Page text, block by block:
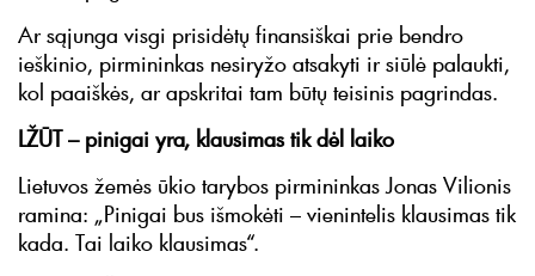
Ar sąjunga visgi prisidėtų finansiškai prie bendro
ieškinio, pirmininkas nesiryžo atsakyti ir siūlė palaukti,
kol paaiškės, ar apskritai tam būtų teisinis pagrindas.
LŽŪT – pinigai yra, klausimas tik dėl laiko
Lietuvos žemės ūkio tarybos pirmininkas Jonas Vilionis
ramina: „Pinigai bus išmokėti – vienintelis klausimas tik
kada. Tai laiko klausimas“.